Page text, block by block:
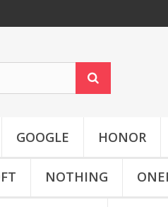
GOOGLE HONOR
NOTHING